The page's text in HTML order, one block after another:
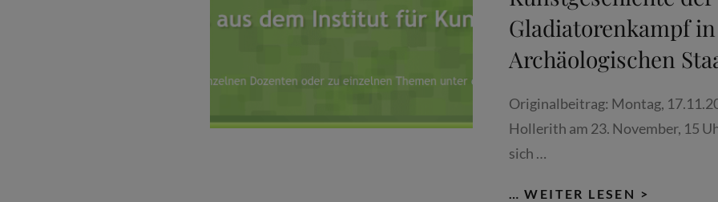
Gladiatorenkampf
Archäologischen
Originalbeitrag: Montag,
Hollerith am 23. November, 15
sich …
… WEITER LESEN >